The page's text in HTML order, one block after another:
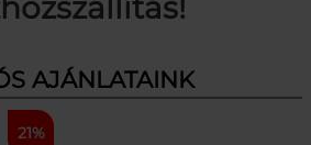
AJÁNLATAINK
21%